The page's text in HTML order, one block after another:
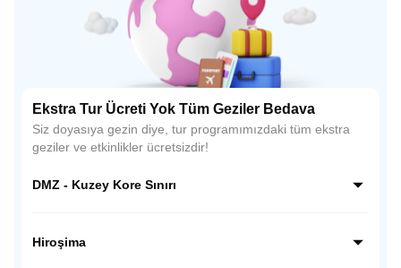
Ekstra Tur Ücreti Yok Tüm Geziler Bedava
Siz doyasıya gezin diye, tur programımızdaki tüm ekstra
geziler ve etkinlikler ücretsizdir!
DMZ - Kuzey Kore Sınırı
bölgelerinden biri olan DMZ’de rehber eşliğinde özel bir
Hiroşima